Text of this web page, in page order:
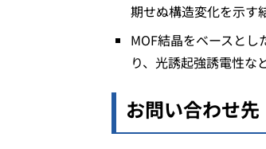
期せぬ構造変化を示す
MOF結晶をベースと
り、光誘起強誘電性な
お問い合わせ先